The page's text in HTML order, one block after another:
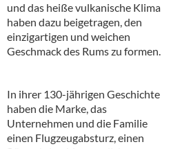
und das heiße vulkanische Klima
haben dazu beigetragen, den
einzigartigen und weichen
Geschmack des Rums zu formen.
In ihrer 130-jährigen Geschichte
haben die Marke, das
Unternehmen und die Familie
einen Flugzeugabsturz, einen